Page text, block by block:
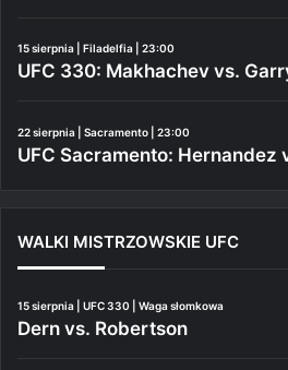
15 sierpnia | Filadelfia | 23:00
UFC 330: Makhachev vs.
22 sierpnia | Sacramento | 23:00
UFC Sacramento: Hernandez
WALKI MISTRZOWSKIE UFC
15 sierpnia | UFC 330 | Waga słomkowa
Dern vs. Robertson